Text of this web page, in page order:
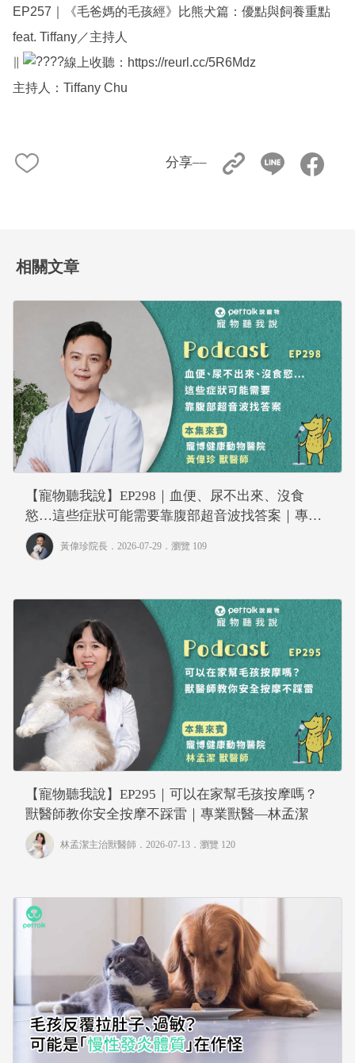
EP257｜《毛爸媽的毛孩經》比熊犬篇：優點與飼養重點
feat. Tiffany／主持人
線上收聽： https://reurl.cc/5R6Mdz
主持人：Tiffany Chu
分享––
相關文章
【寵物聽我說】EP298｜血便、尿不出來、沒食
慾…這些症狀可能需要靠腹部超音波找答案｜專業
獸醫—黃偉珍
黃偉珍院長 ．2026-07-29． 瀏覽 109
【寵物聽我說】EP295｜可以在家幫毛孩按摩嗎？
獸醫師教你安全按摩不踩雷｜專業獸醫—林孟潔
林孟潔主治獸醫師 ．2026-07-13． 瀏覽 120